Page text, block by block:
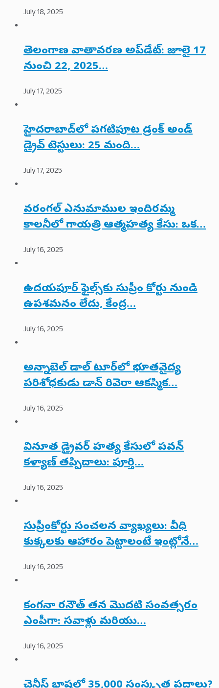
July 18, 2025
తెలంగాణ వాతావరణ అప్‌డేట్: జూలై 17
నుంచి 22, 2025…
July 17, 2025
హైదరాబాద్‌లో పగటిపూట డ్రంక్ అండ్
డ్రైవ్ టెస్టులు: 25 మంది…
July 17, 2025
వరంగల్ ఎనుమాముల ఇందిరమ్మ
కాలనీలో గాయత్రి ఆత్మహత్య కేసు: ఒక…
July 16, 2025
ఉదయపూర్ ఫైల్స్‌కు సుప్రీం కోర్టు నుండి
ఉపశమనం లేదు, కేంద్ర…
July 16, 2025
అన్నాబెల్ డాల్ టూర్‌లో భూతవైద్య
పరిశోధకుడు డాన్ రివెరా ఆకస్మిక…
July 16, 2025
వినూత డ్రైవర్ హత్య కేసులో పవన్
కళ్యాణ్ తప్పిదాలు: పూర్తి…
July 16, 2025
సుప్రీంకోర్టు సంచలన వ్యాఖ్యలు: వీధి
కుక్కలకు ఆహారం పెట్టాలంటే ఇంట్లోనే…
July 16, 2025
కంగనా రనౌత్ తన మొదటి సంవత్సరం
ఎంపీగా: సవాళ్లు మరియు…
July 16, 2025